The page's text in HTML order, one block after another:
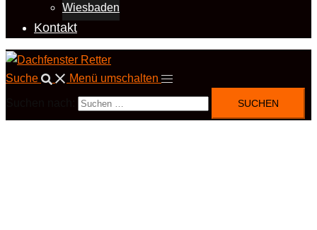
Wiesbaden
Kontakt
Suche Menü umschalten